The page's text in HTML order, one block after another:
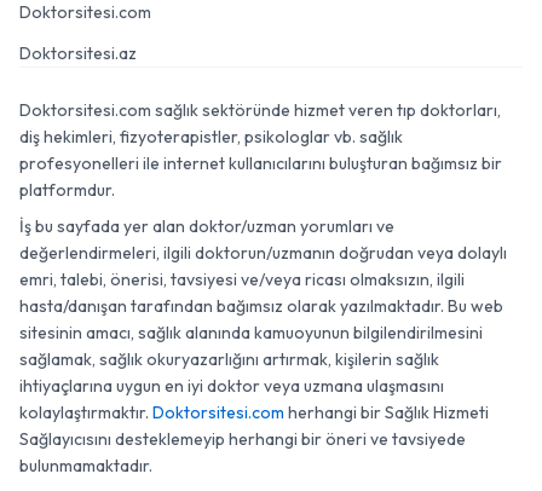
Doktorsitesi.com
Doktorsitesi.az
Doktorsitesi.com sağlık sektöründe hizmet veren tıp doktorları,
diş hekimleri, fizyoterapistler, psikologlar vb. sağlık
profesyonelleri ile internet kullanıcılarını buluşturan bağımsız bir
platformdur.
İş bu sayfada yer alan doktor/uzman yorumları ve
değerlendirmeleri, ilgili doktorun/uzmanın doğrudan veya dolaylı
emri, talebi, önerisi, tavsiyesi ve/veya ricası olmaksızın, ilgili
hasta/danışan tarafından bağımsız olarak yazılmaktadır. Bu web
sitesinin amacı, sağlık alanında kamuoyunun bilgilendirilmesini
sağlamak, sağlık okuryazarlığını artırmak, kişilerin sağlık
ihtiyaçlarına uygun en iyi doktor veya uzmana ulaşmasını
kolaylaştırmaktır. Doktorsitesi.com herhangi bir Sağlık Hizmeti
Sağlayıcısını desteklemeyip herhangi bir öneri ve tavsiyede
bulunmamaktadır.